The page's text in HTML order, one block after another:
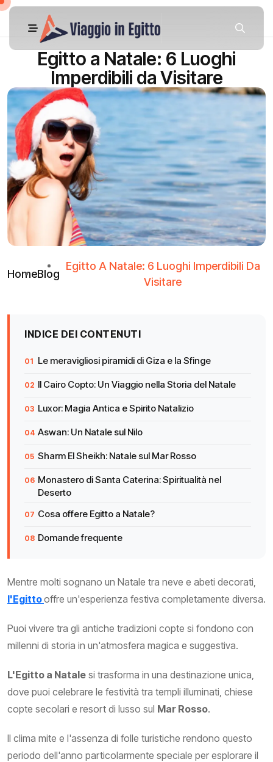
Egitto a Natale: 6 Luoghi
Imperdibili da Visitare
HomeBlog
Egitto A Natale: 6 Luoghi Imperdibili Da
Visitare
INDICE DEI CONTENUTI
Le meravigliosi piramidi di Giza e la Sfinge
Il Cairo Copto: Un Viaggio nella Storia del Natale
Luxor: Magia Antica e Spirito Natalizio
Aswan: Un Natale sul Nilo
Sharm El Sheikh: Natale sul Mar Rosso
Monastero di Santa Caterina: Spiritualità nel
Deserto
Cosa offere Egitto a Natale?
Domande frequente
Mentre molti sognano un Natale tra neve e abeti decorati,
l'Egittooffre un'esperienza festiva completamente diversa.
Puoi vivere tra gli antiche tradizioni copte si fondono con
millenni di storia in un'atmosfera magica e suggestiva.
L'Egitto a Natale si trasforma in una destinazione unica,
dove puoi celebrare le festività tra templi illuminati, chiese
copte secolari e resort di lusso sul Mar Rosso.
Il clima mite e l'assenza di folle turistiche rendono questo
periodo dell'anno particolarmente speciale per esplorare il